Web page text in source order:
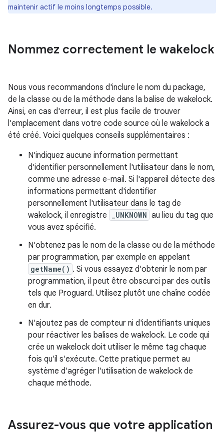
maintenir actif le moins longtemps possible.
Nommez correctement le wakelock
Nous vous recommandons d'inclure le nom du package,
de la classe ou de la méthode dans la balise de wakelock.
Ainsi, en cas d'erreur, il est plus facile de trouver
l'emplacement dans votre code source où le wakelock a
été créé. Voici quelques conseils supplémentaires :
N'indiquez aucune information permettant
d'identifier personnellement l'utilisateur dans le nom,
comme une adresse e-mail. Si l'appareil détecte des
informations permettant d'identifier
personnellement l'utilisateur dans le tag de
wakelock, il enregistre
_UNKNOWN au lieu du tag que
vous avez spécifié.
N'obtenez pas le nom de la classe ou de la méthode
par programmation, par exemple en appelant
getName() . Si vous essayez d'obtenir le nom par
programmation, il peut être obscurci par des outils
tels que Proguard. Utilisez plutôt une chaîne codée
en dur.
N'ajoutez pas de compteur ni d'identifiants uniques
pour réactiver les balises de wakelock. Le code qui
crée un wakelock doit utiliser le même tag chaque
fois qu'il s'exécute. Cette pratique permet au
système d'agréger l'utilisation de wakelock de
chaque méthode.
Assurez-vous que votre application